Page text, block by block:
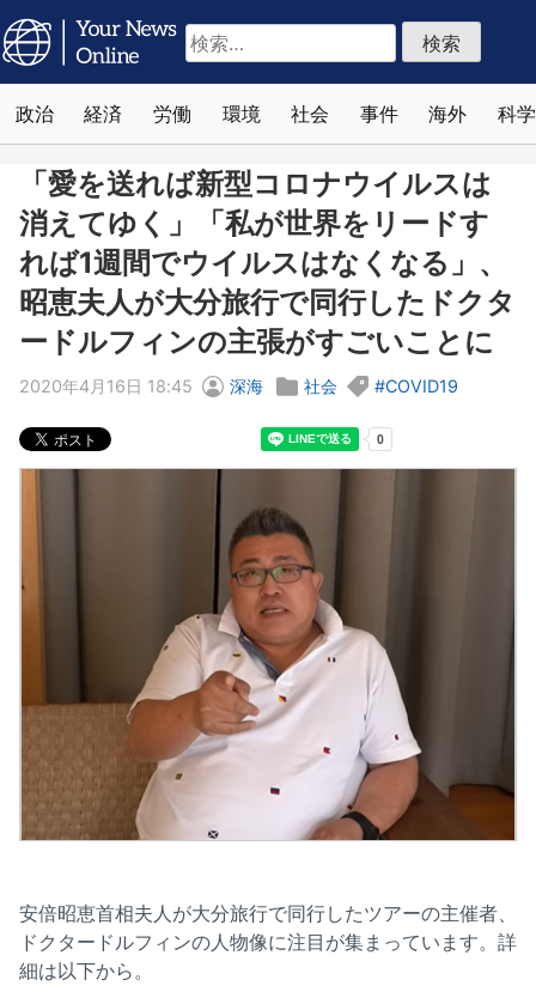
検
索:
政治 経済 労働 環境 社会 事件 海外 科学
「愛を送れば新型コロナウイルスは
消えてゆく」「私が世界をリードす
れば1週間でウイルスはなくなる」、
昭恵夫人が大分旅行で同行したドクタ
ードルフィンの主張がすごいことに
2020年4月16日 18:45 深海 社会 COVID19
安倍昭恵首相夫人が大分旅行で同行したツアーの主催者、
ドクタードルフィンの人物像に注目が集まっています。詳
細は以下から。